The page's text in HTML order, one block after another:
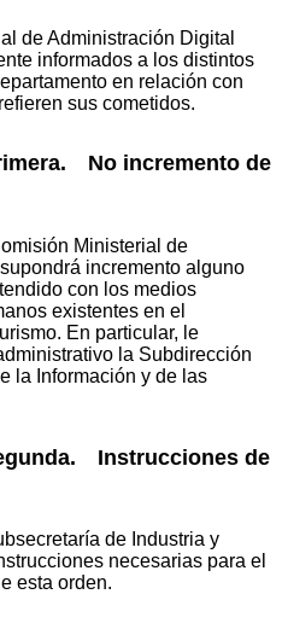
de Administración Digital
informados a los distintos
en relación con
sus cometidos.
No incremento de
Ministerial de
incremento alguno
con los medios
existentes en el
En particular, le
la Subdirección
la Información y de las
Instrucciones de
de Industria y
necesarias para el
esta orden.